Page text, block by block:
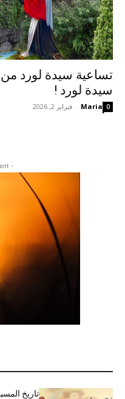
سيدة لورد !
Maria
- فبراير 2, 2026 0
- Advertisment -
تاريخ